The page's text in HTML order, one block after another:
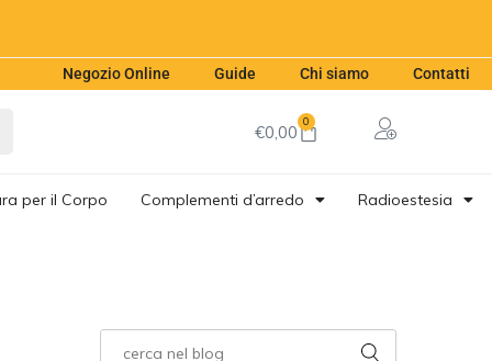
Negozio Online Guide Chi siamo Contatti
€0,00 0
per il Corpo Complementi d’arredo Radioestesia